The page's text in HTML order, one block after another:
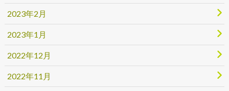
2023年2月
2023年1月
2022年12月
2022年11月